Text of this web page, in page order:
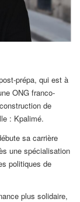
prépa, qui est à
ONG franco-
de
: Kpalimé.
sa carrière
une spécialisation
politiques de
plus solidaire,